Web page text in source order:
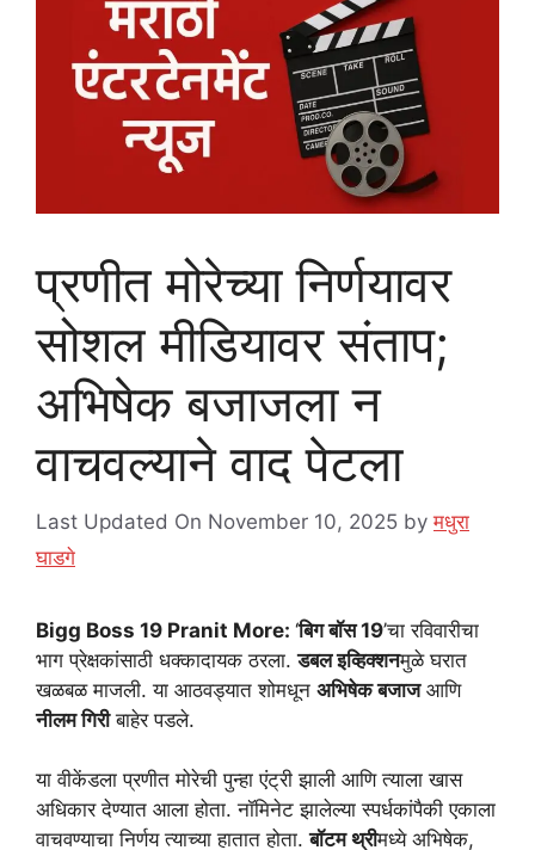
प्रणीत मोरेच्या निर्णयावर
सोशल मीडियावर संताप;
अभिषेक बजाजला न
वाचवल्याने वाद पेटला
Last Updated On November 10, 2025 byमधुरा
घाडगे
Bigg Boss 19 Pranit More: ‘बिग बॉस 19’चा रविवारीचा
भाग प्रेक्षकांसाठी धक्कादायक ठरला.डबल इव्हिक्शनमुळे घरात
खळबळ माजली. या आठवड्यात शोमधून अभिषेक बजाजआणि
नीलम गिरीबाहेर पडले.
या वीकेंडला प्रणीत मोरेची पुन्हा एंट्री झाली आणि त्याला खास
अधिकार देण्यात आला होता. नॉमिनेट झालेल्या स्पर्धकांपैकी एकाला
वाचवण्याचा निर्णय त्याच्या हातात होता.बॉटम थ्रीमध्ये अभिषेक,